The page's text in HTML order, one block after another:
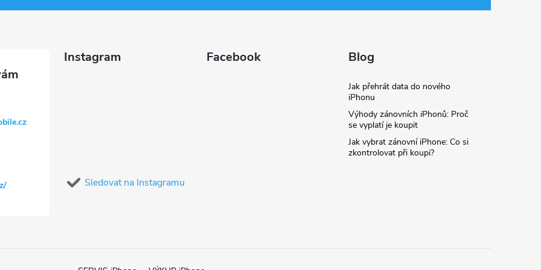
Instagram
Sledovat na Instagramu
Facebook Blog
Jak přehrát data do nového
iPhonu
Výhody zánovních iPhonů: Proč
se vyplatí je koupit
Jak vybrat zánovní iPhone: Co si
zkontrolovat při koupi?